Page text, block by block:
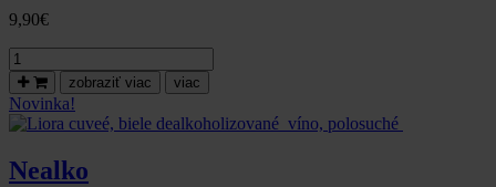
9,90€
množstvo
Frizzante
Liora
sýtené
biele
víno,
zobraziť viac viac
Novinka!
Nealko